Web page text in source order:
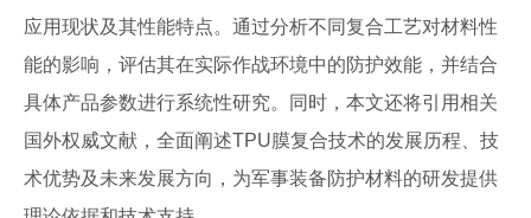
应用现状及其性能特点。通过分析不同复合工艺对材料性
能的影响，评估其在实际作战环境中的防护效能，并结合
具体产品参数进行系统性研究。同时，本文还将引用相关
国外权威文献，全面阐述TPU膜复合技术的发展历程、技
术优势及未来发展方向，为军事装备防护材料的研发提供